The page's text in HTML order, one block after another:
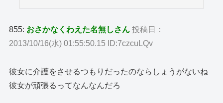
855: おさかなくわえた名無しさん 投稿日：
2013/10/16(水) 01:55:50.15 ID:7czcuLQv
彼女に介護をさせるつもりだったのならしょうがないね
彼女が頑張るってなんなんだろ